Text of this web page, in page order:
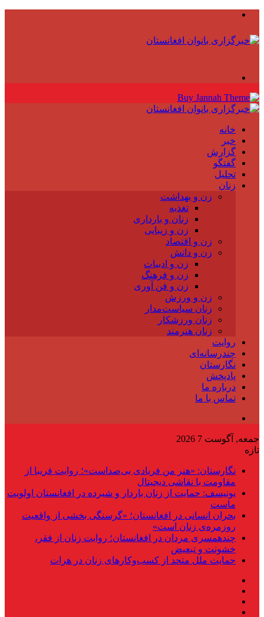
خانه
خبر
گزارش
گفتگو
تحلیل
زنان
زن و بهداشت
تغذیه
زنان و بارداری
زن و زیبایی
زن و اقتصاد
زن و دانش
زن و ادبیات
زن و فرهنگ
زن و فن آوری
زن و ورزش
زنان سیاست‌مدار
زنان ورزشکار
زنان هنرمند
روایت
چندرسانه‌ای
نگارستان
پادپخش
درباره ما
تماس با ما
جمعه, آگوست 7 2026
تازه
نگارستان: «هنر من فریادی بی‌صداست»؛ روایت فریبا از
مقاومت با نقاشی دیجیتال
یونیسف: حمایت از زنان باردار و شیرده در افغانستان اولویت
ماست
بحران انسانی در افغانستان؛ «گرسنگی بخشی از واقعیت
روزمره‌ی زنان است»
چندهمسری مردان در افغانستان؛ روایت زنان از فقر،
خشونت و تبعیض
حمایت ملل متحد از کسب‌وکارهای زنان در هرات